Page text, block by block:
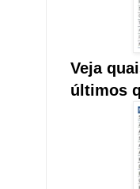
Veja
últimos